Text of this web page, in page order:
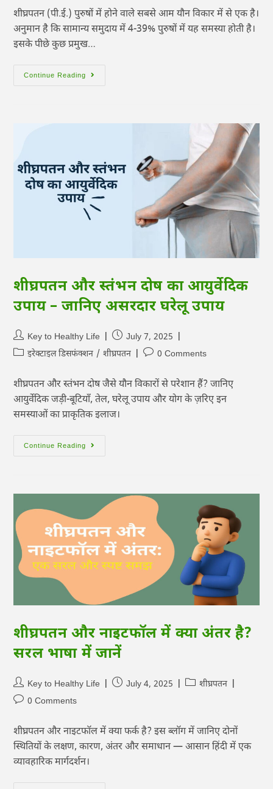
शीघ्रपतन (पी.ई.) पुरुषों में होने वाले सबसे आम यौन विकार में से एक है।
अनुमान है कि सामान्य समुदाय में 4-39% पुरुषों में यह समस्या होती है।
इसके पीछे कुछ प्रमुख…
Continue Reading
शीघ्रपतन और स्तंभन दोष का आयुर्वेदिक
उपाय – जानिए असरदार घरेलू उपाय
Key to Healthy Life
July 7, 2025
इरेक्टाइल डिसफंक्शन / शीघ्रपतन 0 Comments
शीघ्रपतन और स्तंभन दोष जैसे यौन विकारों से परेशान हैं? जानिए
आयुर्वेदिक जड़ी-बूटियाँ, तेल, घरेलू उपाय और योग के ज़रिए इन
समस्याओं का प्राकृतिक इलाज।
Continue Reading
शीघ्रपतन और नाइटफॉल में क्या अंतर है?
सरल भाषा में जानें
Key to Healthy Life July 4, 2025
शीघ्रपतन
0 Comments
शीघ्रपतन और नाइटफॉल में क्या फर्क है? इस ब्लॉग में जानिए दोनों
स्थितियों के लक्षण, कारण, अंतर और समाधान — आसान हिंदी में एक
व्यावहारिक मार्गदर्शन।